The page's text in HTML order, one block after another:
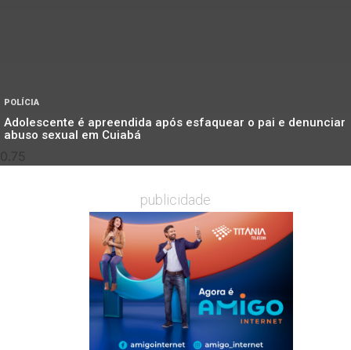
POLÍCIA
Adolescente é apreendida após esfaquear o pai e denunciar
abuso sexual em Cuiabá
publicidade